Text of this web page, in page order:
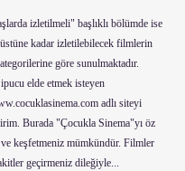
izletilmeli" başlıklı bölümde ise
üstüne kadar izletilebilecek filmlerin
göre sunulmaktadır.
elde etmek isteyen
adlı siteyi
Burada "Çocukla Sinema"yı öz
keşfetmeniz mümkündür. Filmler
geçirmeniz dileğiyle...